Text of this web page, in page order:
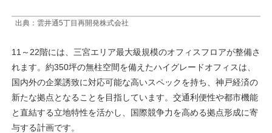
出典：雲井通5丁目再開発株式会社
11～22階には、三宮エリア最大級規模のオフィスフロアが整備さ
れます。約350坪の無柱空間を備えたハイグレードオフィスは、
国内外の企業誘致に対応可能な高いスペックを持ち、神戸経済の
新たな拠点となることを目指しています。交通利便性や都市機能
と直結する立地特性を活かし、国際競争力を高める拠点形成に寄
与する計画です。